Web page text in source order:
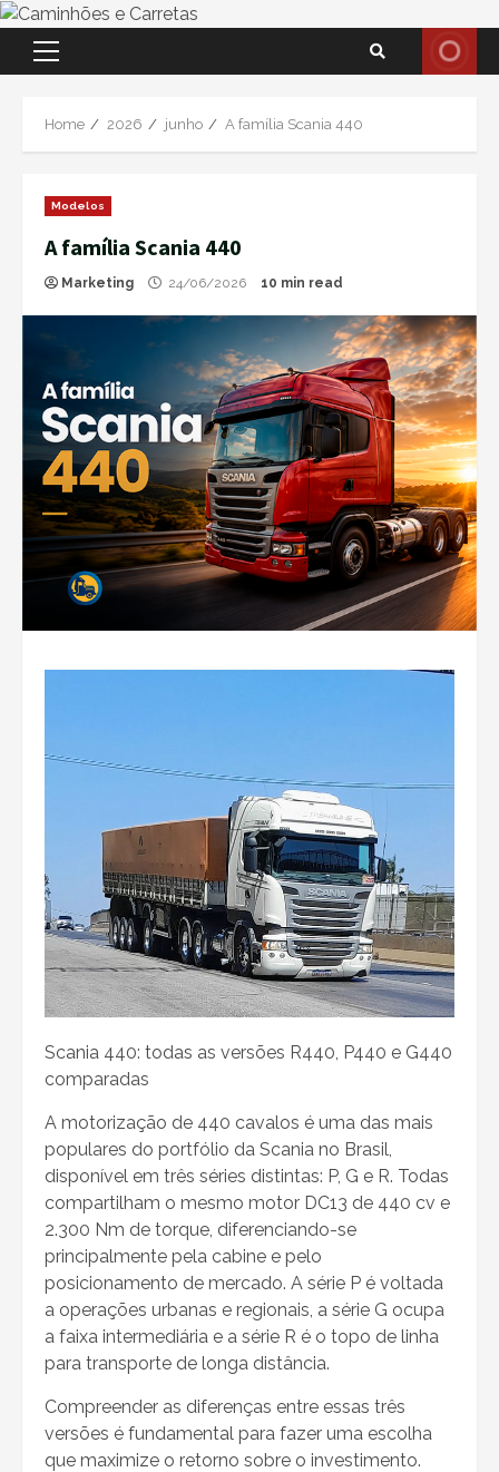
Primary
Home 2026 junho A família Scania 440
Modelos
A família Scania 440
Marketing 24/06/2026 10 min read
Scania 440: todas as versões R440, P440 e G440
comparadas
A motorização de 440 cavalos é uma das mais
populares do portfólio da Scania no Brasil,
disponível em três séries distintas: P, G e R. Todas
compartilham o mesmo motor DC13 de 440 cv e
2.300 Nm de torque, diferenciando-se
principalmente pela cabine e pelo
posicionamento de mercado. A série P é voltada
a operações urbanas e regionais, a série G ocupa
a faixa intermediária e a série R é o topo de linha
para transporte de longa distância.
Compreender as diferenças entre essas três
versões é fundamental para fazer uma escolha
que maximize o retorno sobre o investimento.